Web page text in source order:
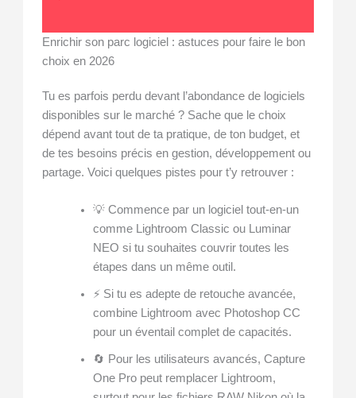
Enrichir son parc logiciel : astuces pour faire le bon
choix en 2026
Tu es parfois perdu devant l’abondance de logiciels
disponibles sur le marché ? Sache que le choix
dépend avant tout de ta pratique, de ton budget, et
de tes besoins précis en gestion, développement ou
partage. Voici quelques pistes pour t’y retrouver :
💡 Commence par un logiciel tout-en-un
comme Lightroom Classic ou Luminar
NEO si tu souhaites couvrir toutes les
étapes dans un même outil.
⚡ Si tu es adepte de retouche avancée,
combine Lightroom avec Photoshop CC
pour un éventail complet de capacités.
🔄 Pour les utilisateurs avancés, Capture
One Pro peut remplacer Lightroom,